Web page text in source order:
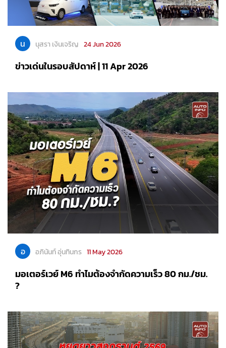
น นุสรา เงินเจริญ 24 Jun 2026
ข่าวเด่นในรอบสัปดาห์ | 11 Apr 2026
อ อภินันท์ อุ่นทินกร 11 May 2026
มอเตอร์เวย์ M6 ทำไมต้องจำกัดความเร็ว 80 กม./ชม.
?